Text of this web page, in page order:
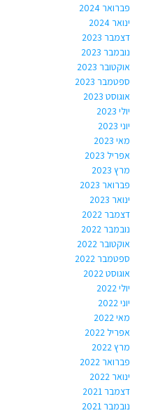
פברואר 2024
ינואר 2024
דצמבר 2023
נובמבר 2023
אוקטובר 2023
ספטמבר 2023
אוגוסט 2023
יולי 2023
יוני 2023
מאי 2023
אפריל 2023
מרץ 2023
פברואר 2023
ינואר 2023
דצמבר 2022
נובמבר 2022
אוקטובר 2022
ספטמבר 2022
אוגוסט 2022
יולי 2022
יוני 2022
מאי 2022
אפריל 2022
מרץ 2022
פברואר 2022
ינואר 2022
דצמבר 2021
נובמבר 2021